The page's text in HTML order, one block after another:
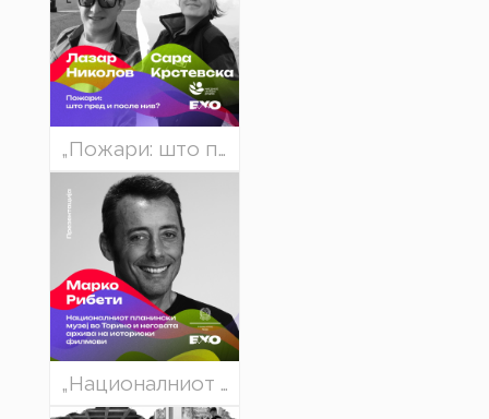
„Пожари: што пред и после нив?“ - Сара Крстевска и Лазар Николов
„Националниот планински музеј во Торино“ - Марко Рибети